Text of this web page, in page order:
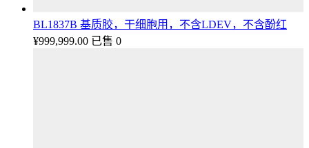
BL1837B 基质胶，干细胞用，不含LDEV，不含酚红
¥999,999.00 已售 0